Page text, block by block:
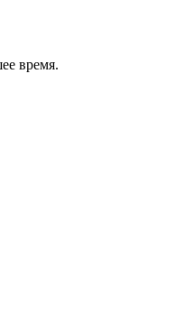
время.